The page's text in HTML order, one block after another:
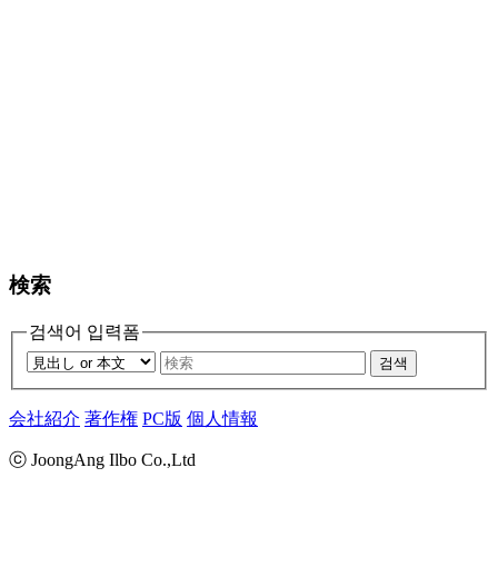
検索
검색어 입력폼
검색
会社紹介 著作権 PC版 個人情報
ⓒ JoongAng Ilbo Co.,Ltd